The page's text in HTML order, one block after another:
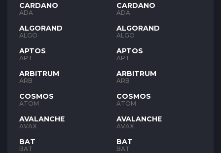
CARDANO
ADA
ALGORAND
ALGO
APTOS
APT
ARBITRUM
ARB
COSMOS
ATOM
AVALANCHE
AVAX
BAT
BAT
CARDANO
ADA
ALGORAND
ALGO
APTOS
APT
ARBITRUM
ARB
COSMOS
ATOM
AVALANCHE
AVAX
BAT
BAT